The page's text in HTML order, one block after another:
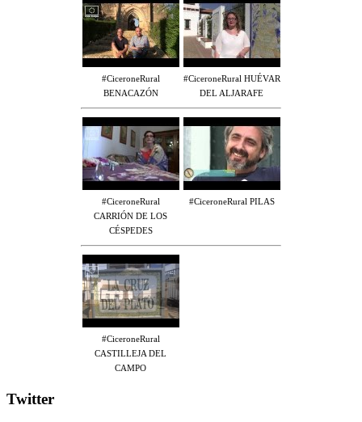
#CiceroneRural
BENACAZÓN
#CiceroneRural HUÉVAR
DEL ALJARAFE
#CiceroneRural
CARRIÓN DE LOS
CÉSPEDES
#CiceroneRural PILAS
#CiceroneRural
CASTILLEJA DEL
CAMPO
Twitter